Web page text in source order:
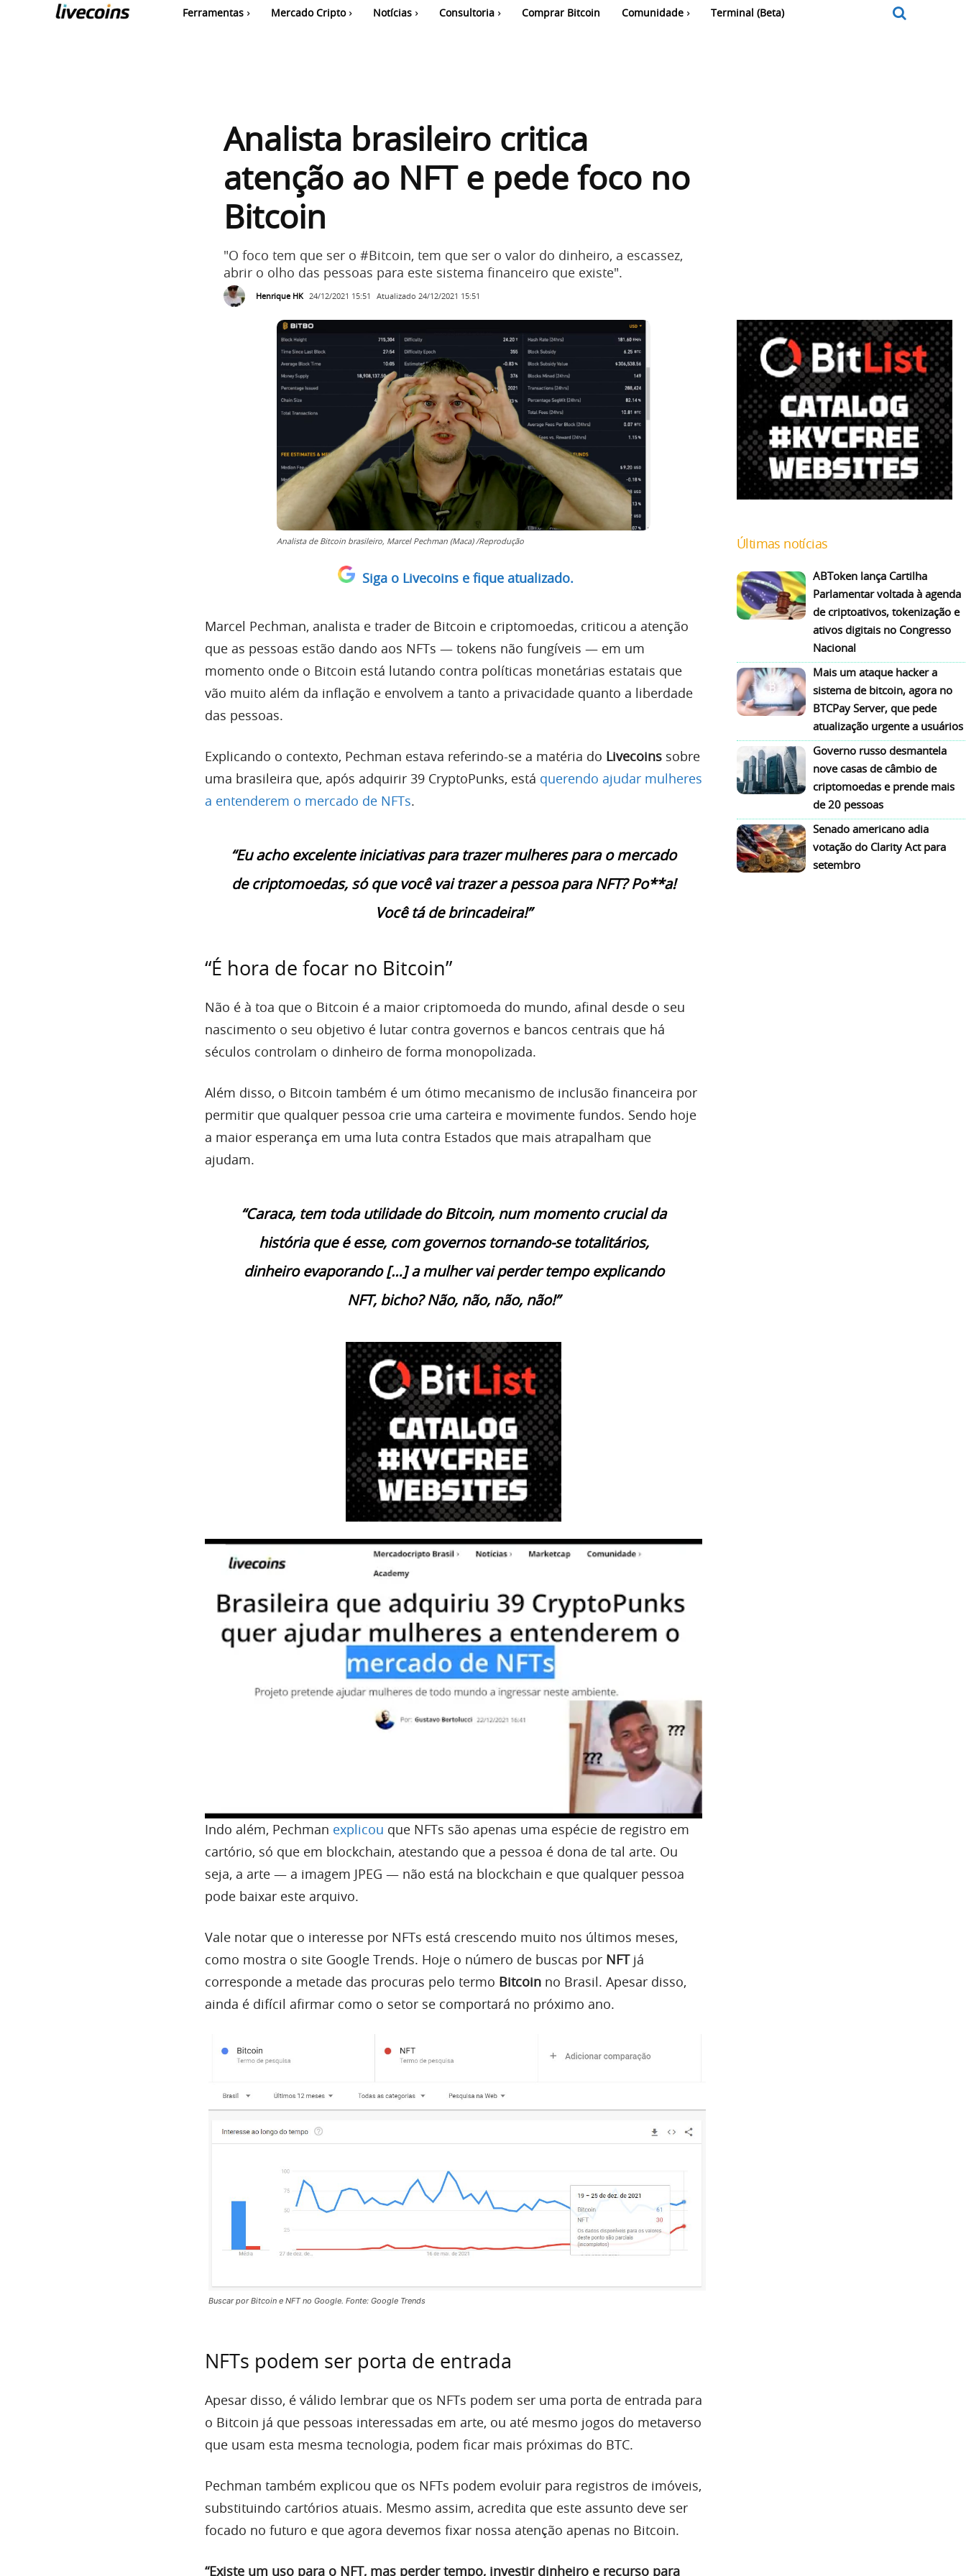
Ferramentas Mercado Cripto Notícias Consultoria Comprar Bitcoin Comunidade Terminal (Beta)
Analista brasileiro critica
atenção ao NFT e pede foco no
Bitcoin
"O foco tem que ser o #Bitcoin, tem que ser o valor do dinheiro, a escassez,
abrir o olho das pessoas para este sistema financeiro que existe".
Henrique HK 24/12/2021 15:51 Atualizado 24/12/2021 15:51
Analista de Bitcoin brasileiro, Marcel Pechman (Maca) /Reprodução
Siga o Livecoins e fique atualizado.
Marcel Pechman, analista e trader de Bitcoin e criptomoedas, criticou a atenção
que as pessoas estão dando aos NFTs — tokens não fungíveis — em um
momento onde o Bitcoin está lutando contra políticas monetárias estatais que
vão muito além da inflação e envolvem a tanto a privacidade quanto a liberdade
das pessoas.
Explicando o contexto, Pechman estava referindo-se a matéria do Livecoins sobre
uma brasileira que, após adquirir 39 CryptoPunks, está querendo ajudar mulheres
a entenderem o mercado de NFTs.
“Eu acho excelente iniciativas para trazer mulheres para o mercado
de criptomoedas, só que você vai trazer a pessoa para NFT? Po**a!
Você tá de brincadeira!”
“É hora de focar no Bitcoin”
Não é à toa que o Bitcoin é a maior criptomoeda do mundo, afinal desde o seu
nascimento o seu objetivo é lutar contra governos e bancos centrais que há
séculos controlam o dinheiro de forma monopolizada.
Além disso, o Bitcoin também é um ótimo mecanismo de inclusão financeira por
permitir que qualquer pessoa crie uma carteira e movimente fundos. Sendo hoje
a maior esperança em uma luta contra Estados que mais atrapalham que
ajudam.
“Caraca, tem toda utilidade do Bitcoin, num momento crucial da
história que é esse, com governos tornando-se totalitários,
dinheiro evaporando […] a mulher vai perder tempo explicando
NFT, bicho? Não, não, não, não!”
Indo além, Pechman explicou que NFTs são apenas uma espécie de registro em
cartório, só que em blockchain, atestando que a pessoa é dona de tal arte. Ou
seja, a arte — a imagem JPEG — não está na blockchain e que qualquer pessoa
pode baixar este arquivo.
Vale notar que o interesse por NFTs está crescendo muito nos últimos meses,
como mostra o site Google Trends. Hoje o número de buscas por NFTjá
corresponde a metade das procuras pelo termo Bitcoin no Brasil. Apesar disso,
ainda é difícil afirmar como o setor se comportará no próximo ano.
Buscar por Bitcoin e NFT no Google. Fonte: Google Trends
NFTs podem ser porta de entrada
Apesar disso, é válido lembrar que os NFTs podem ser uma porta de entrada para
o Bitcoin já que pessoas interessadas em arte, ou até mesmo jogos do metaverso
que usam esta mesma tecnologia, podem ficar mais próximas do BTC.
Pechman também explicou que os NFTs podem evoluir para registros de imóveis,
substituindo cartórios atuais. Mesmo assim, acredita que este assunto deve ser
focado no futuro e que agora devemos fixar nossa atenção apenas no Bitcoin.
“Existe um uso para o NFT, mas perder tempo, investir dinheiro e recurso para
Últimas notícias
ABToken lança Cartilha
Parlamentar voltada à agenda
de criptoativos, tokenização e
ativos digitais no Congresso
Nacional
Mais um ataque hacker a
sistema de bitcoin, agora no
BTCPay Server, que pede
atualização urgente a usuários
Governo russo desmantela
nove casas de câmbio de
criptomoedas e prende mais
de 20 pessoas
Senado americano adia
votação do Clarity Act para
setembro